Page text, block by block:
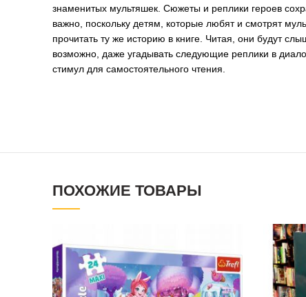
знаменитых мультяшек. Сюжеты и реплики героев
важно, поскольку детям, которые любят и смотрят
прочитать ту же историю в книге. Читая, они будут
возможно, даже угадывать следующие реплики в
стимул для самостоятельного чтения.
ПОХОЖИЕ ТОВАРЫ